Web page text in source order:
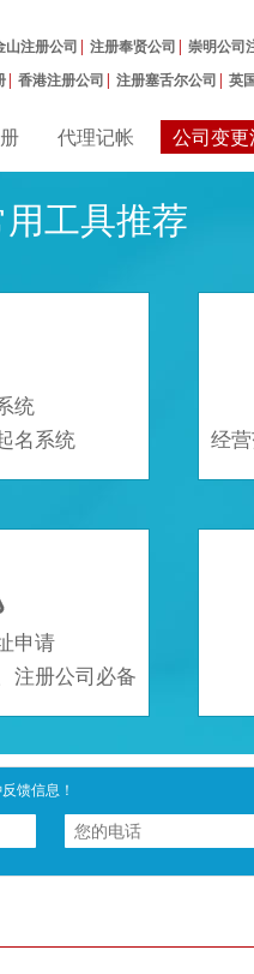
山注册公司 | 注册奉贤公司 | 崇明公司
| 香港注册公司 | 注册塞舌尔公司 | 英
代理记帐 公司变更
工具推荐
统
名系统
经
申请
注册公司必备
馈信息！